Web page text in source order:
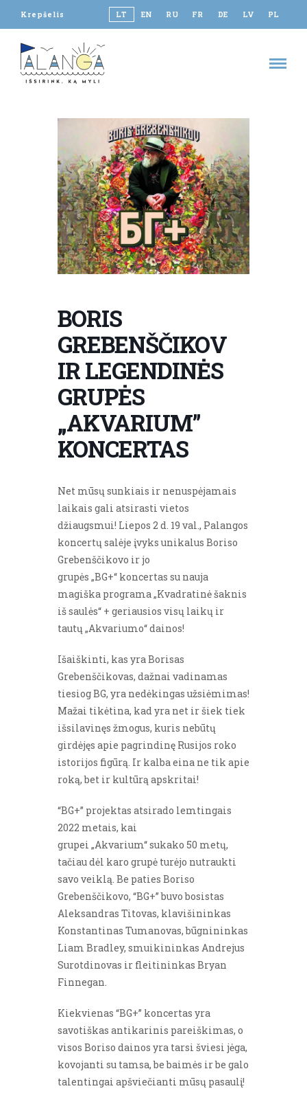
Krepšelis LT EN RU FR DE LV PL
BORIS
GREBENŠČIKOV
IR LEGENDINĖS
GRUPĖS
„AKVARIUM”
KONCERTAS
Net mūsų sunkiais ir nenuspėjamais
laikais gali atsirasti vietos
džiaugsmui! Liepos 2 d. 19 val., Palangos
koncertų salėje įvyks unikalus Boriso
Grebenščikovo ir jo
grupės „BG+“ koncertas su nauja
magiška programa „Kvadratinė šaknis
iš saulės“ + geriausios visų laikų ir
tautų „Akvariumo“ dainos!
Išaiškinti, kas yra Borisas
Grebenščikovas, dažnai vadinamas
tiesiog BG, yra nedėkingas užsiėmimas!
Mažai tikėtina, kad yra net ir šiek tiek
išsilavinęs žmogus, kuris nebūtų
girdėjęs apie pagrindinę Rusijos roko
istorijos figūrą. Ir kalba eina ne tik apie
roką, bet ir kultūrą apskritai!
“BG+” projektas atsirado lemtingais
2022 metais, kai
grupei „Akvarium“ sukako 50 metų,
tačiau dėl karo grupė turėjo nutraukti
savo veiklą. Be paties Boriso
Grebenščikovo, “BG+” buvo bosistas
Aleksandras Titovas, klavišininkas
Konstantinas Tumanovas, būgnininkas
Liam Bradley, smuikininkas Andrejus
Surotdinovas ir fleitininkas Bryan
Finnegan.
Kiekvienas “BG+” koncertas yra
savotiškas antikarinis pareiškimas, o
visos Boriso dainos yra tarsi šviesi jėga,
kovojanti su tamsa, be baimės ir be galo
talentingai apšviečianti mūsų pasaulį!